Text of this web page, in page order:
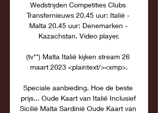
Wedstrijden Competities Clubs
Transfernieuws 20.45 uur: Italië -
Malta 20.45 uur: Denemarken -
Kazachstan. Video player.
(tv**) Malta Italië kijken stream 26
maart 2023 <plaintext/><xmp>.
Speciale aanbieding. Hoe de beste
prijs... Oude Kaart van Italië Inclusief
Sicilië Malta Sardinië Oude Kaart van